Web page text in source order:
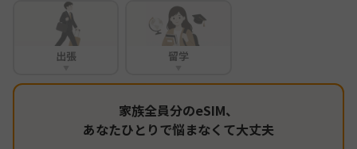
出張 留学
家族全員分のeSIM、
あなたひとりで悩まなくて大丈夫